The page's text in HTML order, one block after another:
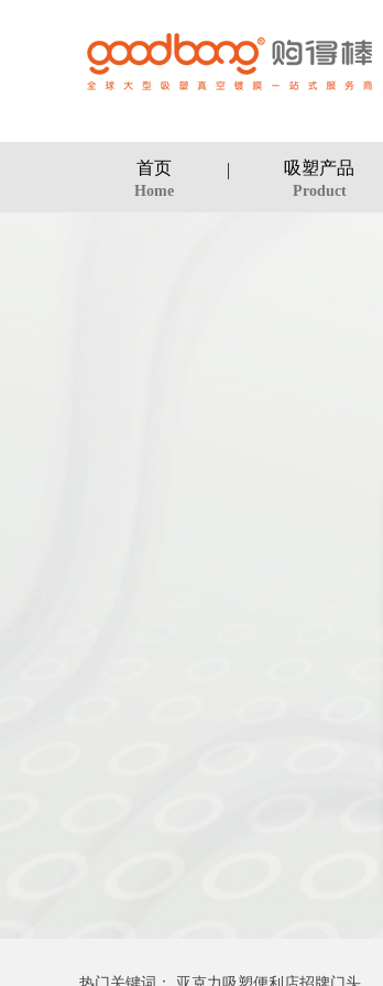
首页
Home
吸塑产品
Product